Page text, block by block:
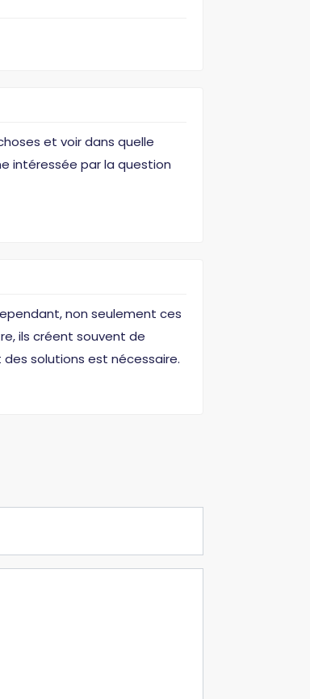
et voir dans quelle
intéressée par la question
non seulement ces
ils créent souvent de
solutions est nécessaire.